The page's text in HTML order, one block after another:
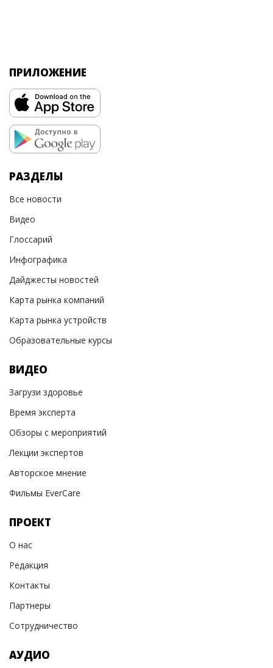
ПРИЛОЖЕНИЕ
РАЗДЕЛЫ
Все новости
Видео
Глоссарий
Инфографика
Дайджесты новостей
Карта рынка компаний
Карта рынка устройств
Образовательные курсы
ВИДЕО
Загрузи здоровье
Время эксперта
Обзоры с мероприятий
Лекции экспертов
Авторское мнение
Фильмы EverCare
ПРОЕКТ
О нас
Редакция
Контакты
Партнеры
Сотрудничество
АУДИО